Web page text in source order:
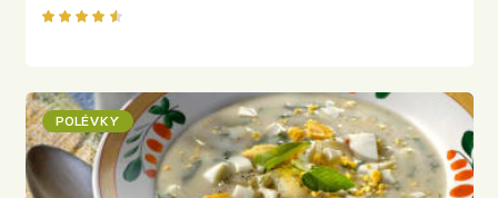
voňavý nedělní oběd s aroatickou bylinkou v
POLÉVKY